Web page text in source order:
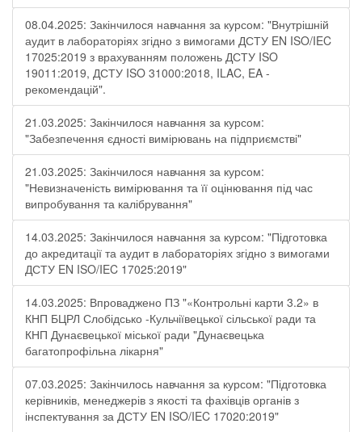
08.04.2025: Закінчилося навчання за курсом: "Внутрішній
аудит в лабораторіях згідно з вимогами ДСТУ EN ISO/IEC
17025:2019 з врахуванням положень ДСТУ ISO
19011:2019, ДСТУ ISO 31000:2018, ILAC, EA -
рекомендацій".
21.03.2025: Закінчилося навчання за курсом:
"Забезпечення єдності вимірювань на підприємстві"
21.03.2025: Закінчилося навчання за курсом:
"Невизначеність вимірювання та її оцінювання під час
випробування та калібрування"
14.03.2025: Закінчилося навчання за курсом: "Підготовка
до акредитації та аудит в лабораторіях згідно з вимогами
ДСТУ EN ISO/IEC 17025:2019"
14.03.2025: Впроваджено ПЗ "«Контрольні карти 3.2» в
КНП БЦРЛ Слобідсько -Кульчіївецької сільської ради та
КНП Дунаєвецької міської ради "Дунаєвецька
багатопрофільна лікарня"
07.03.2025: Закінчилось навчання за курсом: "Підготовка
керівників, менеджерів з якості та фахівців органів з
інспектування за ДСТУ EN ISO/IEC 17020:2019"